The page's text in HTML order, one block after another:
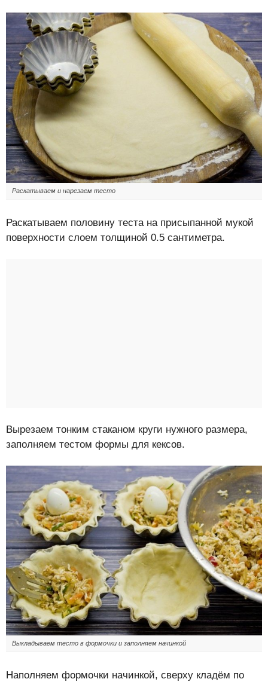
Раскатываем и нарезаем тесто
Раскатываем половину теста на присыпанной мукой
поверхности слоем толщиной 0.5 сантиметра.
Вырезаем тонким стаканом круги нужного размера,
заполняем тестом формы для кексов.
Выкладываем тесто в формочки и заполняем начинкой
Наполняем формочки начинкой, сверху кладём по